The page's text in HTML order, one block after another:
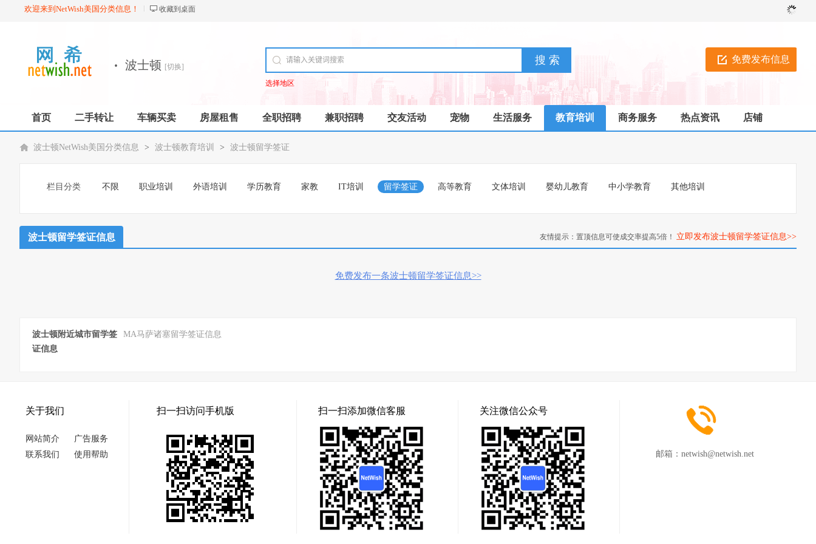
欢迎来到NetWish美国分类信息！ 收藏到桌面
免费发布信息
· 波士顿 [切换]
选择地区
首页 二手转让 车辆买卖 房屋租售 全职招聘 兼职招聘 交友活动 宠物 生活服务 教育培训 商务服务 热点资讯 店铺
波士顿NetWish美国分类信息 > 波士顿教育培训 > 波士顿留学签证
栏目分类 不限 职业培训 外语培训 学历教育 家教 IT培训 留学签证 高等教育 文体培训 婴幼儿教育 中小学教育 其他培训
波士顿留学签证信息 友情提示：置顶信息可使成交率提高5倍！ 立即发布波士顿留学签证信息>>
免费发布一条波士顿留学签证信息>>
波士顿附近城市留学签
证信息
MA马萨诸塞留学签证信息
关于我们
网站简介
广告服务
联系我们
使用帮助
扫一扫访问手机版 扫一扫添加微信客服 关注微信公众号
邮箱： netwish@netwish.net